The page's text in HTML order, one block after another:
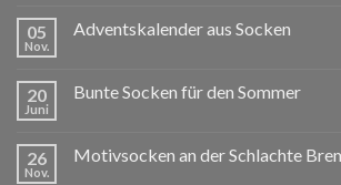
05
Nov.
Adventskalender aus Socken
20
Juni
Bunte Socken für den Sommer
26
Nov.
Motivsocken an der Schlachte